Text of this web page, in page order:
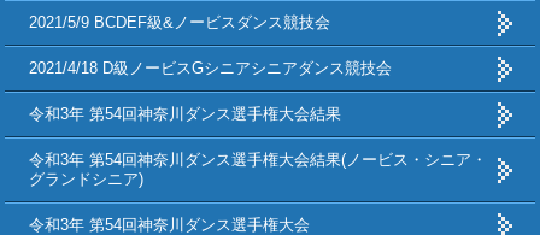
2021/5/9 BCDEF級&ノービスダンス競技会
2021/4/18 D級ノービスGシニアシニアダンス競技会
令和3年 第54回神奈川ダンス選手権大会結果
令和3年 第54回神奈川ダンス選手権大会結果(ノービス・シニア・
グランドシニア)
令和3年 第54回神奈川ダンス選手権大会